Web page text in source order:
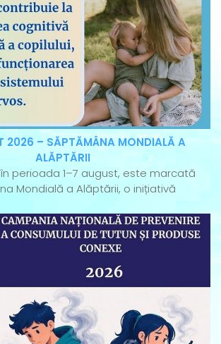
2026 – SĂPTĂMÂNA MONDIALĂ A
ALĂPTĂRII
perioada 1–7 august, este marcată
Mondială a Alăptării, o inițiativă